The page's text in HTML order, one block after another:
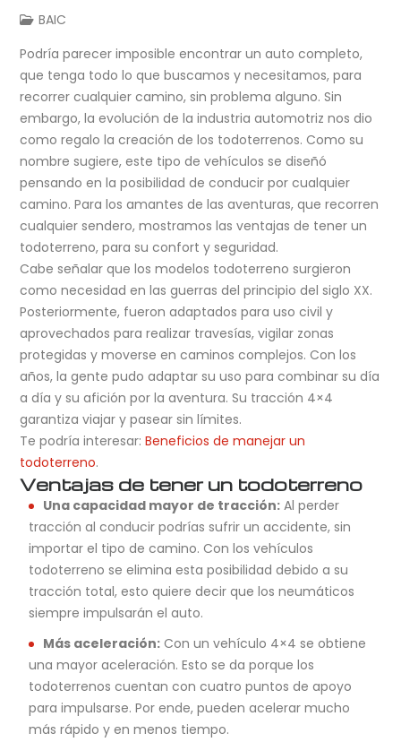
BAIC
Podría parecer imposible encontrar un auto completo,
que tenga todo lo que buscamos y necesitamos, para
recorrer cualquier camino, sin problema alguno. Sin
embargo, la evolución de la industria automotriz nos dio
como regalo la creación de los todoterrenos. Como su
nombre sugiere, este tipo de vehículos se diseñó
pensando en la posibilidad de conducir por cualquier
camino. Para los amantes de las aventuras, que recorren
cualquier sendero, mostramos las ventajas de tener un
todoterreno, para su confort y seguridad.
Cabe señalar que los modelos todoterreno surgieron
como necesidad en las guerras del principio del siglo XX.
Posteriormente, fueron adaptados para uso civil y
aprovechados para realizar travesías, vigilar zonas
protegidas y moverse en caminos complejos. Con los
años, la gente pudo adaptar su uso para combinar su día
a día y su afición por la aventura. Su tracción 4×4
garantiza viajar y pasear sin límites.
Te podría interesar:Beneficios de manejar un
todoterreno.
Ventajas de tener un todoterreno
Una capacidad mayor de tracción: Al perder
tracción al conducir podrías sufrir un accidente, sin
importar el tipo de camino. Con los vehículos
todoterreno se elimina esta posibilidad debido a su
tracción total, esto quiere decir que los neumáticos
siempre impulsarán el auto.
Más aceleración: Con un vehículo 4×4 se obtiene
una mayor aceleración. Esto se da porque los
todoterrenos cuentan con cuatro puntos de apoyo
para impulsarse. Por ende, pueden acelerar mucho
más rápido y en menos tiempo.